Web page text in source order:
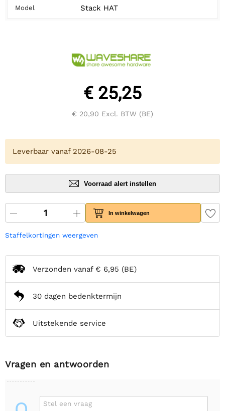
Model Stack HAT
€ 25,25
€ 20,90 Excl. BTW (BE)
Leverbaar vanaf 2026-08-25
Voorraad alert instellen
In winkelwagen
Staffelkortingen weergeven
Verzonden vanaf € 6,95 (BE)
30 dagen bedenktermijn
Uitstekende service
Vragen en antwoorden
Stel een vraag